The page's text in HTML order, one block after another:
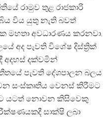
රාමුව තුළ රාජකාරි
විය යුතු නැති බවත්
මහතා අවධාරණය කරනවා.
අද පැවති විශේෂ දිස්ත්රික්
අදහස් දක්වමින්
පැවති දේශපාලන බලය
සංස්කෘතිය වෙනස් කිරීමට
යටත් නොවන කිසිවෙකු
සාක්ෂි ලබා